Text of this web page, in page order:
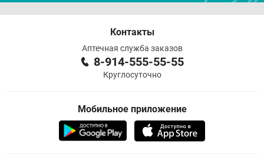
Контакты
Аптечная служба заказов
8-914-555-55-55
Круглосуточно
Мобильное приложение